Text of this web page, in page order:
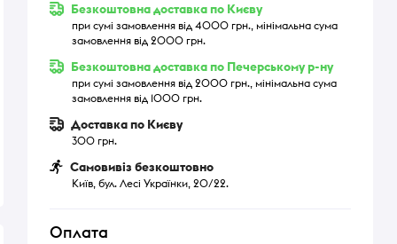
Безкоштовна доставка по Києву
при сумі замовлення від 4000 грн., мінімальна сума
замовлення від 2000 грн.
Безкоштовна доставка по Печерському р-ну
при сумі замовлення від 2000 грн., мінімальна сума
замовлення від 1000 грн.
Доставка по Києву
300 грн.
Самовивіз безкоштовно
Київ, бул. Лесі Українки, 20/22.
Оплата